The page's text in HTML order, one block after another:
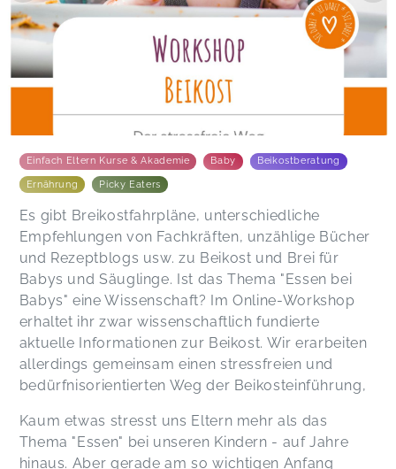
noch ein schönes Wochenende mit deiner
Familie, liebe Grüße Vanessa und Noura
Vanessa,
Einfach Eltern Kurse & Akademie Baby Beikostberatung
Ernährung Picky Eaters
Es gibt Breikostfahrpläne, unterschiedliche
Empfehlungen von Fachkräften, unzählige Bücher
und Rezeptblogs usw. zu Beikost und Brei für
Babys und Säuglinge. Ist das Thema "Essen bei
Babys" eine Wissenschaft? Im Online-Workshop
erhaltet ihr zwar wissenschaftlich fundierte
aktuelle Informationen zur Beikost. Wir erarbeiten
allerdings gemeinsam einen stressfreien und
bedürfnisorientierten Weg der Beikosteinführung,
Kaum etwas stresst uns Eltern mehr als das
Thema "Essen" bei unseren Kindern - auf Jahre
hinaus. Aber gerade am so wichtigen Anfang